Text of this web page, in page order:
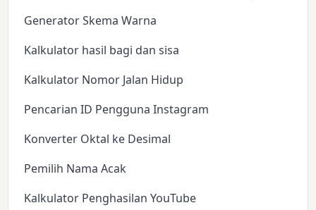
Generator Skema Warna
Kalkulator hasil bagi dan sisa
Kalkulator Nomor Jalan Hidup
Pencarian ID Pengguna Instagram
Konverter Oktal ke Desimal
Pemilih Nama Acak
Kalkulator Penghasilan YouTube